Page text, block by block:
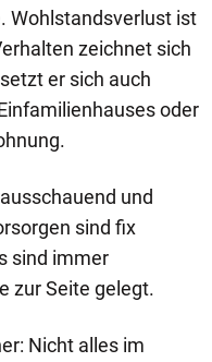
Wohlstandsverlust ist
zeichnet sich
er sich auch
oder
und
sind fix
sind immer
zur Seite gelegt.
Nicht alles im